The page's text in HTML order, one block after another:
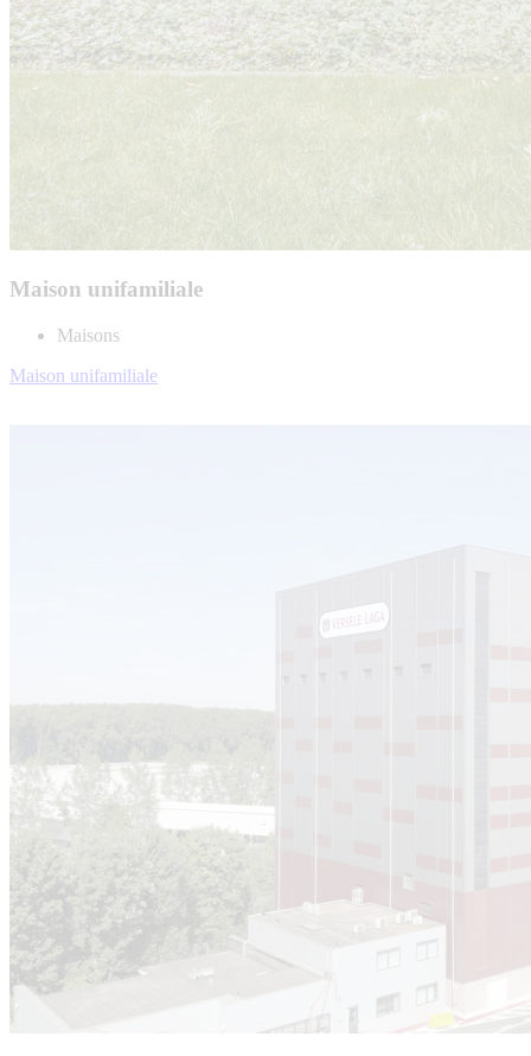
Maison unifamiliale
Maisons
Maison unifamiliale